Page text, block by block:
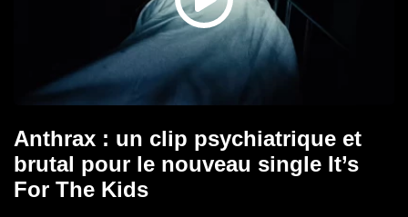
Anthrax : un clip psychiatrique et
brutal pour le nouveau single It’s
For The Kids